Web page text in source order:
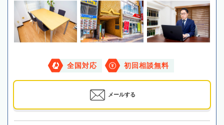
全国対応 初回相談無料
メールする